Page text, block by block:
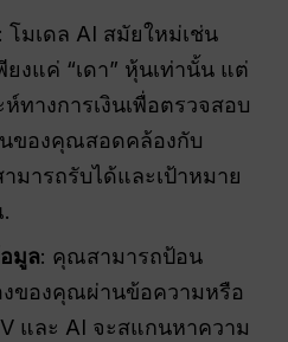
: โมเดล AI สมัยใหม่เช่น
ยงแค่ “เดา” หุ้นเท่านั้น แต่
ทางการเงินเพื่อตรวจสอบ
ของคุณสอดคล้องกับ
มารถรับได้และเป้าหมาย
มูล: คุณสามารถป้อน
ของคุณผ่านข้อความหรือ
และ AI จะสแกนหาความ